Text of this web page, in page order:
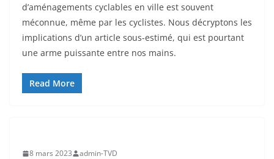
d’aménagements cyclables en ville est souvent
méconnue, même par les cyclistes. Nous décryptons les
implications d’un article sous-estimé, qui est pourtant
une arme puissante entre nos mains.
Read More
8 mars 2023 admin-TVD